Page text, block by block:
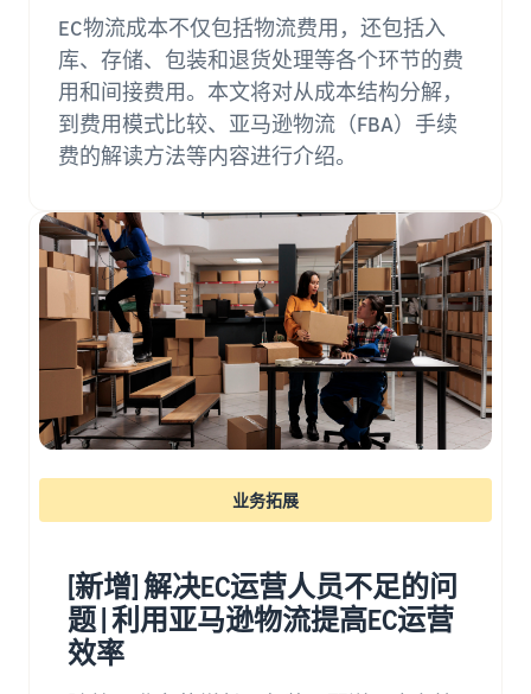
亚马逊卖家服务一览
介绍从亚马逊的特点到销售
的所有内容
新卖家指南
新卖家入门大礼包
最高返还 787.5 万日元
亚马逊品牌注册
（Brand Registry）
帮助保护和建设您的品牌
亚马逊物流（FBA）
代表您进行配送、退货和客
不同配送方式的费用
比较
比较亚马逊物流和自行配送
的费用
亚马逊物流库存费用
估算
亚马逊物流库存存储和运费
器
入要销
售商品
的详细
信息和
配送费
灵活运用工具以优化库存水
亚马逊全球物流
为您提供中日海运服务
促
进
销
品牌援助计划（亚马
逊品牌注册）
使用品牌工具支持持续的销
售增长
马逊企业购）
海外销售（跨境EC）
向世界各地的亚马逊客户销
售商品
亚马逊卖家应用程序
一款免费的亚马逊卖家应用
程序，可让您在智能手机上
销售和管理订单
帮助保护和建设您的品牌
售
计
划
权
益
品牌援助计划（亚马
逊品牌注册）
使用品牌工具支持持续的销
售增长
亚马逊卖家大学
一项可帮助您取得业务成功
的免费学习计划
销售案例
商品注册手册
逐步解释商品注册程序
查看所有支持材料
有
关
EC
有
什么是EC（电子商
务）？
中
登
注
EC物流成本不仅包括物流费用，还包括入
库、存储、包装和退货处理等各个环节的费
用和间接费用。本文将对从成本结构分解，
到费用模式比较、亚马逊物流（FBA）手续
费的解读方法等内容进行介绍。
业务拓展
[新增] 解决EC运营人员不足的问
题 | 利用亚马逊物流提高EC运营
效率